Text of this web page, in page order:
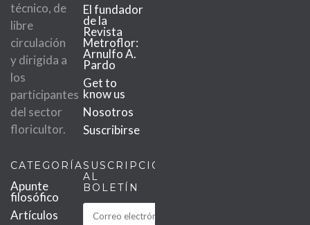
técnico, de
libre
circulación
y dirigida a
los
participantes
del sector
floricultor.
El fundador
de la
Revista
Metroflor:
Arnulfo A.
Pardo
Get to
know us
Nosotros
Suscribirse
CATEGORÍAS
Apunte
filosófico
Artículos
SUSCRIPCIÓN
AL
BOLETÍN